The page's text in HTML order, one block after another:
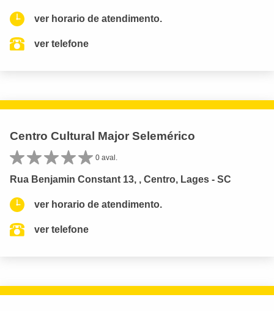
ver horario de atendimento.
ver telefone
Centro Cultural Major Selemérico
0 aval.
Rua Benjamin Constant 13, , Centro, Lages - SC
ver horario de atendimento.
ver telefone